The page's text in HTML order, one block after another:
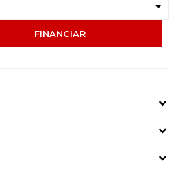
FINANCIAR